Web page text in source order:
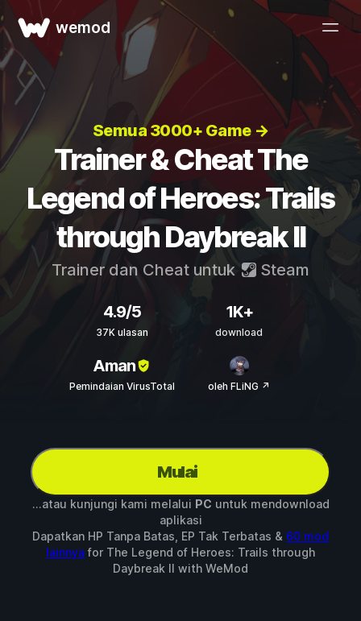
wemod
Semua 3000+ Game →
Trainer & Cheat The
Legend of Heroes: Trails
through Daybreak II
Trainer dan Cheat untuk Steam
4.9/5
37K ulasan
1K+
download
Aman
Pemindaian VirusTotal oleh FLiNG ↗
Mulai
...atau kunjungi kami melalui PC untuk mendownload
aplikasi
Dapatkan HP Tanpa Batas, EP Tak Terbatas & 60 mod
lainnyafor The Legend of Heroes: Trails through
Daybreak II with WeMod